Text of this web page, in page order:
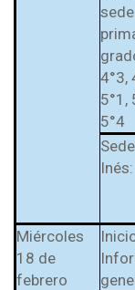
4°3,
5°1,
5°4
Inés:
Miércoles
18 de
febrero